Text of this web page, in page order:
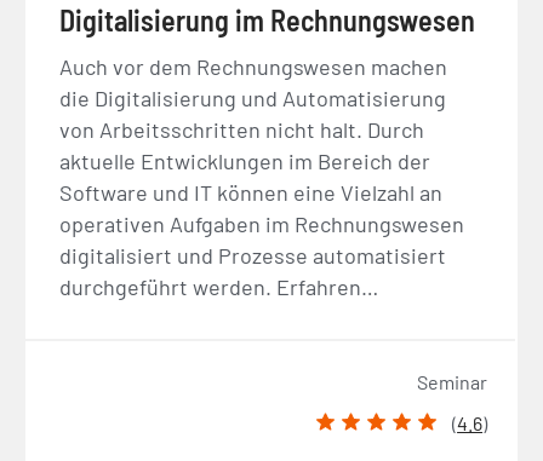
Digitalisierung im Rechnungswesen
Auch vor dem Rechnungswesen machen
die Digitalisierung und Automatisierung
von Arbeitsschritten nicht halt. Durch
aktuelle Entwicklungen im Bereich der
Software und IT können eine Vielzahl an
operativen Aufgaben im Rechnungswesen
digitalisiert und Prozesse automatisiert
durchgeführt werden. Erfahren…
Seminar
(4.6)